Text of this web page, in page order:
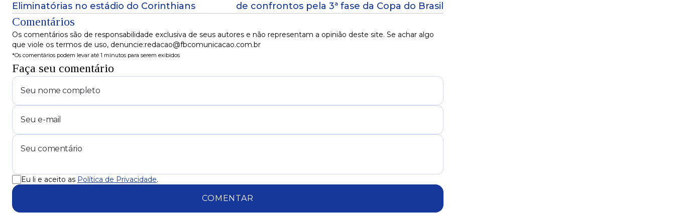
Eliminatórias no estádio do Corinthians
de confrontos pela 3ª fase da Copa do Brasil
Comentários
Os comentários são de responsabilidade exclusiva de seus autores e não representam a opinião deste site. Se achar algo
que viole os termos de uso, denuncie:redacao@fbcomunicacao.com.br
*Os comentários podem levar até 1 minutos para serem exibidos
Faça seu comentário
Eu li e aceito as Política de Privacidade.
COMENTAR